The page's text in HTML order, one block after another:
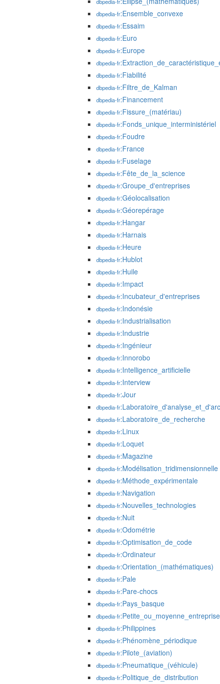
dbpedia-fr:Ensemble_convexe
dbpedia-fr:Essaim
dbpedia-fr:Euro
dbpedia-fr:Europe
dbpedia-fr
dbpedia-fr:Fiabilité
dbpedia-fr:Filtre_de_Kalman
dbpedia-fr:Financement
dbpedia-fr:Fissure_(matériau)
dbpedia-fr:Fonds_unique_interministériel
dbpedia-fr:Foudre
dbpedia-fr:France
dbpedia-fr:Fuselage
dbpedia-fr:Fête_de_la_science
dbpedia-fr:Groupe_d'entreprises
dbpedia-fr:Géolocalisation
dbpedia-fr:Géorepérage
dbpedia-fr:Hangar
dbpedia-fr:Harnais
dbpedia-fr:Heure
dbpedia-fr:Hublot
dbpedia-fr:Huile
dbpedia-fr:Impact
dbpedia-fr:Incubateur_d'entreprises
dbpedia-fr:Indonésie
dbpedia-fr:Industrialisation
dbpedia-fr:Industrie
dbpedia-fr:Ingénieur
dbpedia-fr:Innorobo
dbpedia-fr:Intelligence_artificielle
dbpedia-fr:Interview
dbpedia-fr:Jour
dbpedia-fr
dbpedia-fr:Laboratoire_de_recherche
dbpedia-fr:Linux
dbpedia-fr:Loquet
dbpedia-fr:Magazine
dbpedia-fr:Modélisation_tridimensionnelle
dbpedia-fr:Méthode_expérimentale
dbpedia-fr:Navigation
dbpedia-fr:Nouvelles_technologies
dbpedia-fr:Nuit
dbpedia-fr:Odométrie
dbpedia-fr:Optimisation_de_code
dbpedia-fr:Ordinateur
dbpedia-fr:Orientation_(mathématiques)
dbpedia-fr:Pale
dbpedia-fr:Pare-chocs
dbpedia-fr:Pays_basque
dbpedia-fr:Petite_ou_moyenne_entreprise
dbpedia-fr:Philippines
dbpedia-fr:Phénomène_périodique
dbpedia-fr:Pilote_(aviation)
dbpedia-fr:Pneumatique_(véhicule)
dbpedia-fr:Politique_de_distribution